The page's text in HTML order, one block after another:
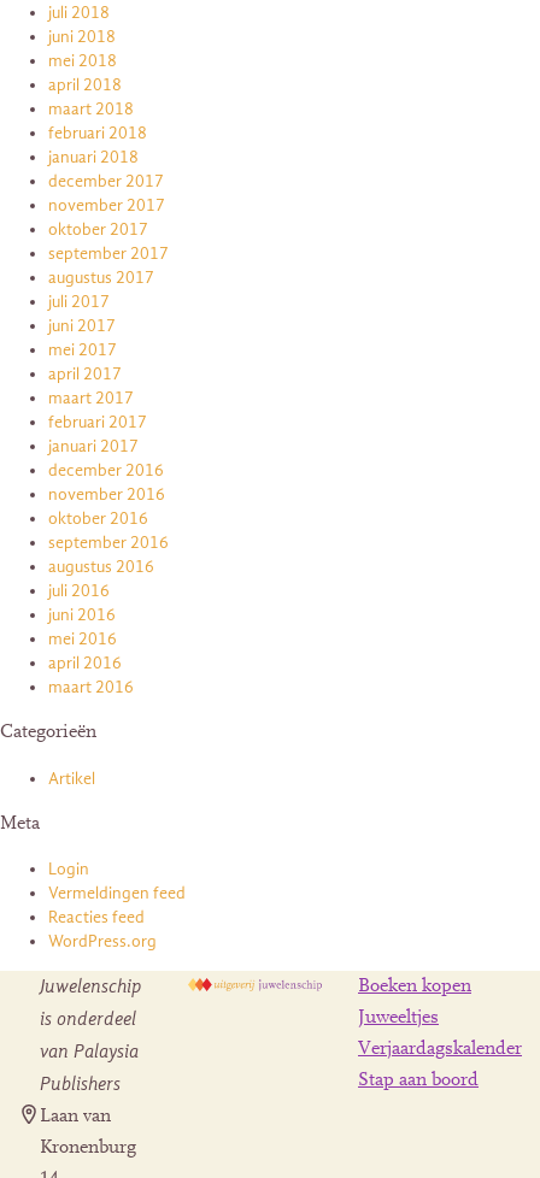
juli 2018
juni 2018
mei 2018
april 2018
maart 2018
februari 2018
januari 2018
december 2017
november 2017
oktober 2017
september 2017
augustus 2017
juli 2017
juni 2017
mei 2017
april 2017
maart 2017
februari 2017
januari 2017
december 2016
november 2016
oktober 2016
september 2016
augustus 2016
juli 2016
juni 2016
mei 2016
april 2016
maart 2016
Categorieën
Artikel
Meta
Login
Vermeldingen feed
Reacties feed
WordPress.org
Juwelenschip
is onderdeel
van Palaysia
Publishers
Laan van
Kronenburg
Boeken kopen
Juweeltjes
Verjaardagskalender
Stap aan boord